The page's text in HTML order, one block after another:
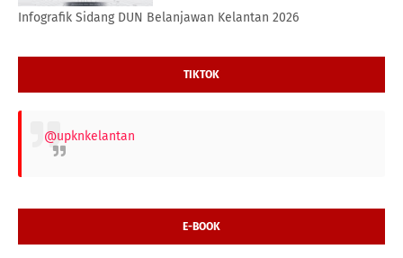
Infografik Sidang DUN Belanjawan Kelantan 2026
TIKTOK
@upknkelantan
E-BOOK